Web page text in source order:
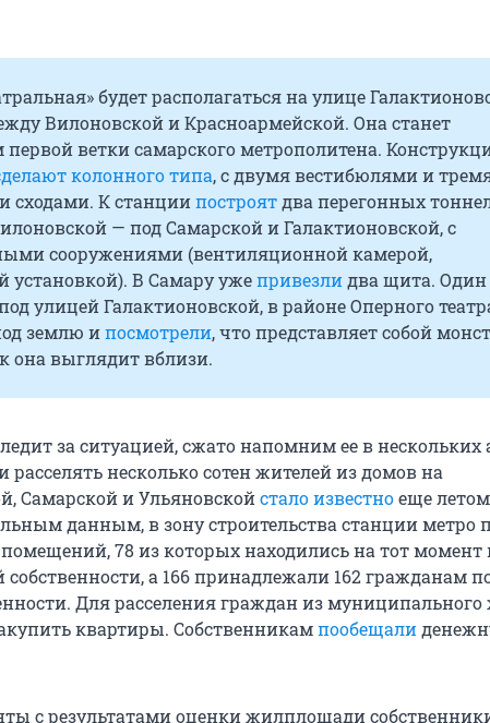
будет располагаться на улице
Вилоновской и Красноармейской. Она станет
ветки самарского метрополитена.
колонного типа, с двумя вестибюлями и
сходами. К станциипостроят два перегонных
— под Самарской и Галактионовской, с
сооружениями (вентиляционной камерой,
установкой). В Самару ужепривезли два щита. Один
улицей Галактионовской, в районе Оперного
землю ипосмотрели, что представляет собой
она выглядит вблизи.
за ситуацией, сжато напомним ее в нескольких
расселять несколько сотен жителей из домов на
Самарской и Ульяновскойстало известноеще
данным, в зону строительства станции метро
78 из которых находились на тот момент
а 166 принадлежали 162 гражданам
Для расселения граждан из
квартиры. Собственникампообещали
с результатами оценки жилплощади